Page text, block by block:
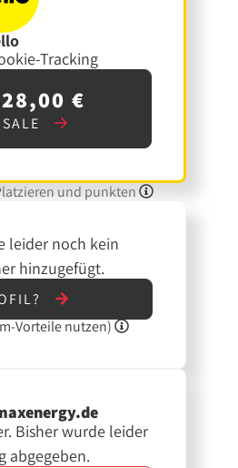
Tracking
€
und punkten
leider noch kein
hinzugefügt.
Vorteile nutzen)
Bisher wurde leider
abgegeben.